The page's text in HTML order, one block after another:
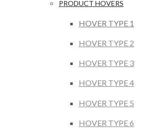
PRODUCT HOVERS
HOVER TYPE 1
HOVER TYPE 2
HOVER TYPE 3
HOVER TYPE 4
HOVER TYPE 5
HOVER TYPE 6